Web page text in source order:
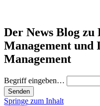
Der News Blog zu
Management und
Management
Begriff eingeben…
Springe zum Inhalt